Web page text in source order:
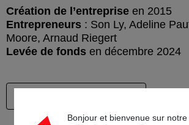
Création de l’entreprise en 2015
Entrepreneurs : Son Ly, Adeline
Moore, Arnaud Riegert
Levée de fonds en décembre 2024
Bonjour et bienvenue sur notre